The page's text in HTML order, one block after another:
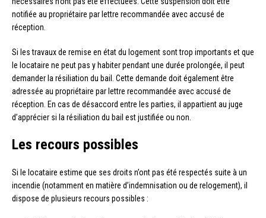
notifiée au propriétaire par lettre recommandée avec accusé de
réception.
Si les travaux de remise en état du logement sont trop importants et que
le locataire ne peut pas y habiter pendant une durée prolongée, il peut
demander la résiliation du bail. Cette demande doit également être
adressée au propriétaire par lettre recommandée avec accusé de
réception. En cas de désaccord entre les parties, il appartient au juge
d’apprécier si la résiliation du bail est justifiée ou non.
Les recours possibles
Si le locataire estime que ses droits n’ont pas été respectés suite à un
incendie (notamment en matière d’indemnisation ou de relogement), il
dispose de plusieurs recours possibles :